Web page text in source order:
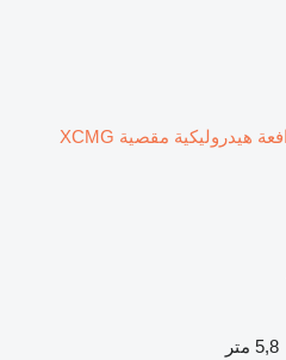
رافعة هيدروليكية مقصية XCMG
5,8 متر